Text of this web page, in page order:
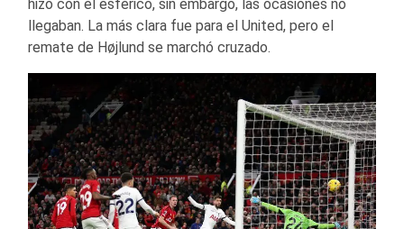
hizo con el esférico, sin embargo, las ocasiones no
llegaban. La más clara fue para el United, pero el
remate de Højlund se marchó cruzado.